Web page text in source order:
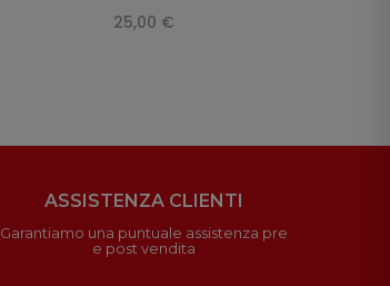
25,00 €
ASSISTENZA CLIENTI
Garantiamo una puntuale assistenza pre
e post vendita